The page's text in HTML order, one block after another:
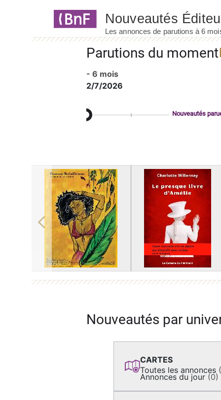
Parutions du moment
- 6 mois
2/7/2026
Nouveautés
Previous
Nouveautés par
CARTES
Toutes les annonces
Annonces du jour (0)